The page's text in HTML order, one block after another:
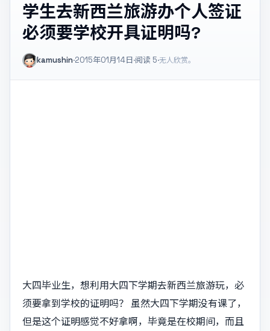
学生去新西兰旅游办个人签证
必须要学校开具证明吗?
kamushin·2015年01月14日·阅读 5·无人欣赏。
大四毕业生，想利用大四下学期去新西兰旅游玩，必
须要拿到学校的证明吗？ 虽然大四下学期没有课了，
但是这个证明感觉不好拿啊，毕竟是在校期间，而且